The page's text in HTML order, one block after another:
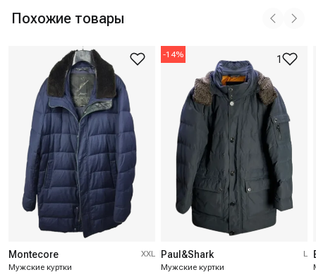
Похожие товары
Montecore
Мужские куртки
XXL
-14% 1
Paul&Shark
Мужские куртки
L